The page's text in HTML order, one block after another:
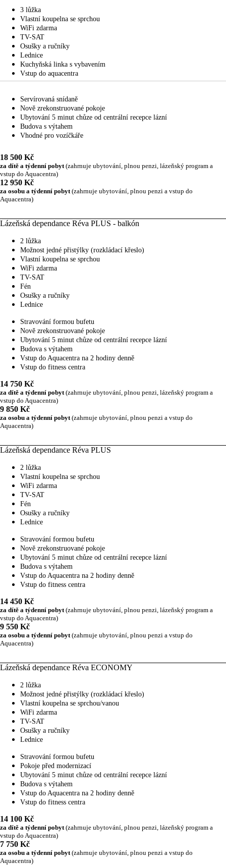
3 lůžka
Vlastní koupelna se sprchou
WiFi zdarma
TV-SAT
Osušky a ručníky
Lednice
Kuchyňská linka s vybavením
Vstup do aquacentra
Servírovaná snídaně
Nově zrekonstruované pokoje
Ubytování 5 minut chůze od centrální recepce lázní
Budova s výtahem
Vhodné pro vozíčkáře
18 500 Kč
za dítě a týdenní pobyt (zahrnuje ubytování, plnou penzi, lázeňský program a
vstup do Aquacentra)
12 950 Kč
za osobu a týdenní pobyt (zahrnuje ubytování, plnou penzi a vstup do
Aquacentra)
Lázeňská dependance Réva PLUS - balkón
2 lůžka
Možnost jedné přistýlky (rozkládací křeslo)
Vlastní koupelna se sprchou
WiFi zdarma
TV-SAT
Fén
Osušky a ručníky
Lednice
Stravování formou bufetu
Nově zrekonstruované pokoje
Ubytování 5 minut chůze od centrální recepce lázní
Budova s výtahem
Vstup do Aquacentra na 2 hodiny denně
Vstup do fitness centra
14 750 Kč
za dítě a týdenní pobyt (zahrnuje ubytování, plnou penzi, lázeňský program a
vstup do Aquacentra)
9 850 Kč
za osobu a týdenní pobyt (zahrnuje ubytování, plnou penzi a vstup do
Aquacentra)
Lázeňská dependance Réva PLUS
2 lůžka
Vlastní koupelna se sprchou
WiFi zdarma
TV-SAT
Fén
Osušky a ručníky
Lednice
Stravování formou bufetu
Nově zrekonstruované pokoje
Ubytování 5 minut chůze od centrální recepce lázní
Budova s výtahem
Vstup do Aquacentra na 2 hodiny denně
Vstup do fitness centra
14 450 Kč
za dítě a týdenní pobyt (zahrnuje ubytování, plnou penzi, lázeňský program a
vstup do Aquacentra)
9 550 Kč
za osobu a týdenní pobyt (zahrnuje ubytování, plnou penzi a vstup do
Aquacentra)
Lázeňská dependance Réva ECONOMY
2 lůžka
Možnost jedné přistýlky (rozkládací křeslo)
Vlastní koupelna se sprchou/vanou
WiFi zdarma
TV-SAT
Osušky a ručníky
Lednice
Stravování formou bufetu
Pokoje před modernizací
Ubytování 5 minut chůze od centrální recepce lázní
Budova s výtahem
Vstup do Aquacentra na 2 hodiny denně
Vstup do fitness centra
14 100 Kč
za dítě a týdenní pobyt (zahrnuje ubytování, plnou penzi, lázeňský program a
vstup do Aquacentra)
7 750 Kč
za osobu a týdenní pobyt (zahrnuje ubytování, plnou penzi a vstup do
Aquacentra)